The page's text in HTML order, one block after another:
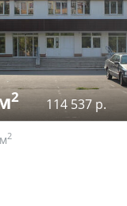
2 114 537 р.
2